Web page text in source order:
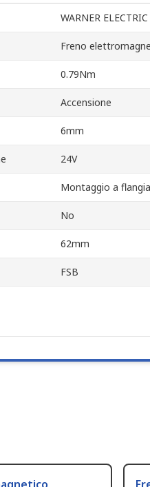
WARNER
Freno
0.79Nm
Accensione
6mm
24V
Montaggio a flangia
No
62mm
FSB